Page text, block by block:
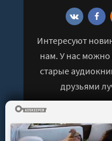
Интересуют
нам. У нас можно
старые
друзьями